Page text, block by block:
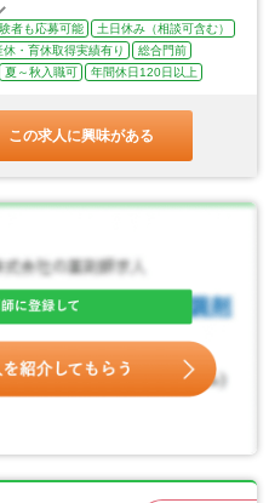
者も応募可能
土日休み（相談可含む）
休・育休取得実績有り
総合門前
夏～秋入職可 年間休日120日以上
この求人に興味がある